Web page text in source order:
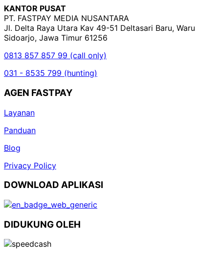
KANTOR PUSAT
PT. FASTPAY MEDIA NUSANTARA
Jl. Delta Raya Utara Kav 49-51 Deltasari Baru, Waru
Sidoarjo, Jawa Timur 61256
0813 857 857 99 (call only)
031 - 8535 799 (hunting)
AGEN FASTPAY
Layanan
Panduan
Blog
Privacy Policy
DOWNLOAD APLIKASI
DIDUKUNG OLEH